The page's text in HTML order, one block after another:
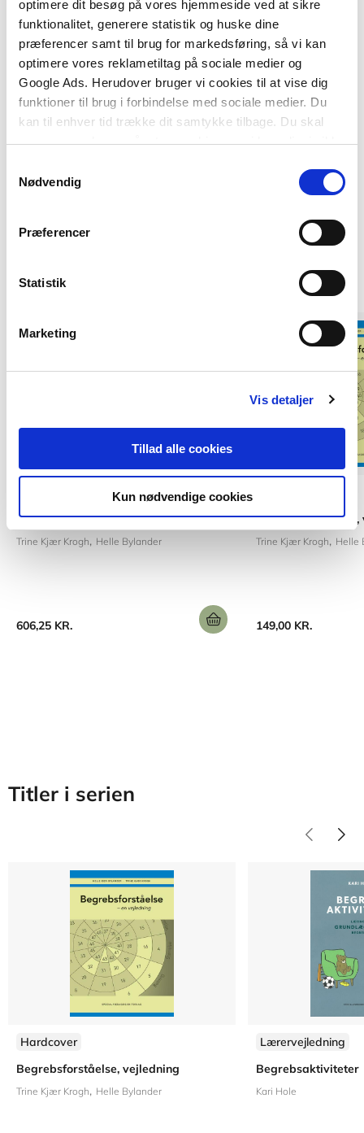
optimere dit besøg på vores hjemmeside ved at sikre
funktionalitet, generere statistik og huske dine
præferencer samt til brug for markedsføring, så vi kan
optimere vores reklametiltag på sociale medier og
Google Ads. Herudover bruger vi cookies til at vise dig
funktioner til brug i forbindelse med sociale medier. Du
kan til enhver tid trække dit samtykke tilbage. Du skal
være opmærksom på, at vores hjemmeside muligvis ikke
tilbagetrækker et samtykke.
Nødvendig
Præferencer
Statistik
Marketing
Vis detaljer
Tillad alle cookies
Kun nødvendige cookies
Downloads
Se øvesiden
Redegørelse for udvikling (norsk udgave)
Af samme forfatter
Legebaseret læring
Trine Kjær Krogh Helle Bylander
606,25 KR.
Begrebsforståelse,
Trine Kjær Krogh Helle
149,00 KR.
Titler i serien
Hardcover
Begrebsforståelse, vejledning
Trine Kjær Krogh Helle Bylander
Lærervejledning
Begrebsaktiviteter
Kari Hole